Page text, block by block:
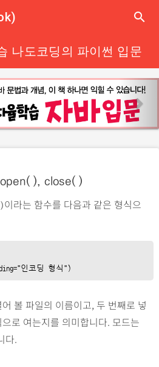
close
search
나도코딩의 파이썬 입문
n
e
x
), close( )
이라는 함수를 다음과 같은 형식으
"인코딩 형식" )
볼 파일의 이름이고, 두 번째로 넣
로 여는지를 의미합니다. 모드는
다.